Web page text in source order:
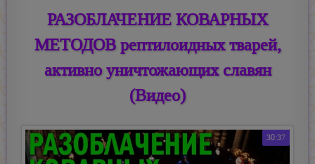
РАЗОБЛАЧЕНИЕ КОВАРНЫХ
МЕТОДОВ рептилоидных тварей,
активно уничтожающих славян
(Видео)
30:37